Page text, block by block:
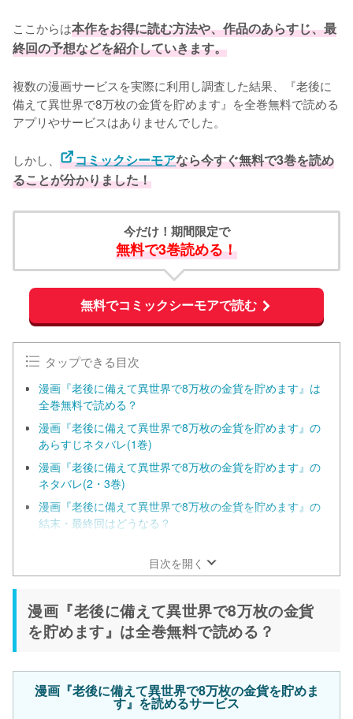
ここからは本作をお得に読む方法や、作品のあらすじ、最
終回の予想などを紹介していきます。
複数の漫画サービスを実際に利用し調査した結果、『老後に
備えて異世界で8万枚の金貨を貯めます』を全巻無料で読める
アプリやサービスはありませんでした。
しかし、 コミックシーモアなら今すぐ無料で3巻を読め
ることが分かりました！
今だけ！期間限定で
無料で3巻読める！
無料でコミックシーモアで読む
タップできる目次
漫画『老後に備えて異世界で8万枚の金貨を貯めます』は
全巻無料で読める？
漫画『老後に備えて異世界で8万枚の金貨を貯めます』の
あらすじネタバレ(1巻)
漫画『老後に備えて異世界で8万枚の金貨を貯めます』の
ネタバレ(2・3巻)
漫画『老後に備えて異世界で8万枚の金貨を貯めます』の
結末・最終回はどうなる？
目次を開く
漫画『老後に備えて異世界で8万枚の金貨
を貯めます』は全巻無料で読める？
漫画『老後に備えて異世界で8万枚の金貨を貯めま
す』を読めるサービス